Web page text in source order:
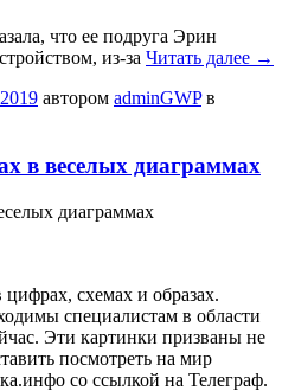
что ее подруга Эрин
из-за Читать далее →
автором adminGWPв
в веселых диаграммах
диаграммах
схемах и образах.
специалистам в области
Эти картинки призваны не
посмотреть на мир
со ссылкой на Телеграф.